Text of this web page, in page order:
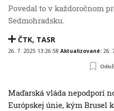
Povedal to v každoročnom
Sedmohradsku.
ČTK, TASR
26. 7. 2025 13:26:58 Aktualizované: 26.
Maďarská vláda nepodporí
Európskej únie, kým Brusel